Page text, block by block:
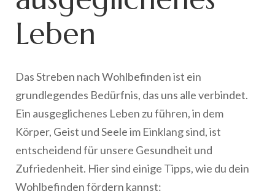
Leben
Das Streben nach Wohlbefinden ist ein
grundlegendes Bedürfnis, das uns alle verbindet.
Ein ausgeglichenes Leben zu führen, in dem
Körper, Geist und Seele im Einklang sind, ist
entscheidend für unsere Gesundheit und
Zufriedenheit. Hier sind einige Tipps, wie du dein
Wohlbefinden fördern kannst: